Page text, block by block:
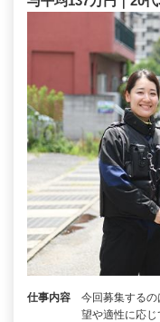
仕事内容
今回募集する
望や適性に応